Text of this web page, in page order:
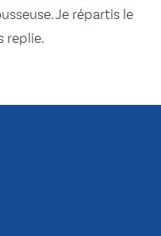
Je répartis le
replie.